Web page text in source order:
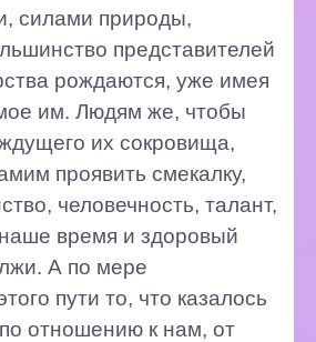
силами природы,
представителей
рождаются, уже имея
им. Людям же, чтобы
их сокровища,
проявить смекалку,
человечность, талант,
время и здоровый
А по мере
пути то, что казалось
отношению к нам, от